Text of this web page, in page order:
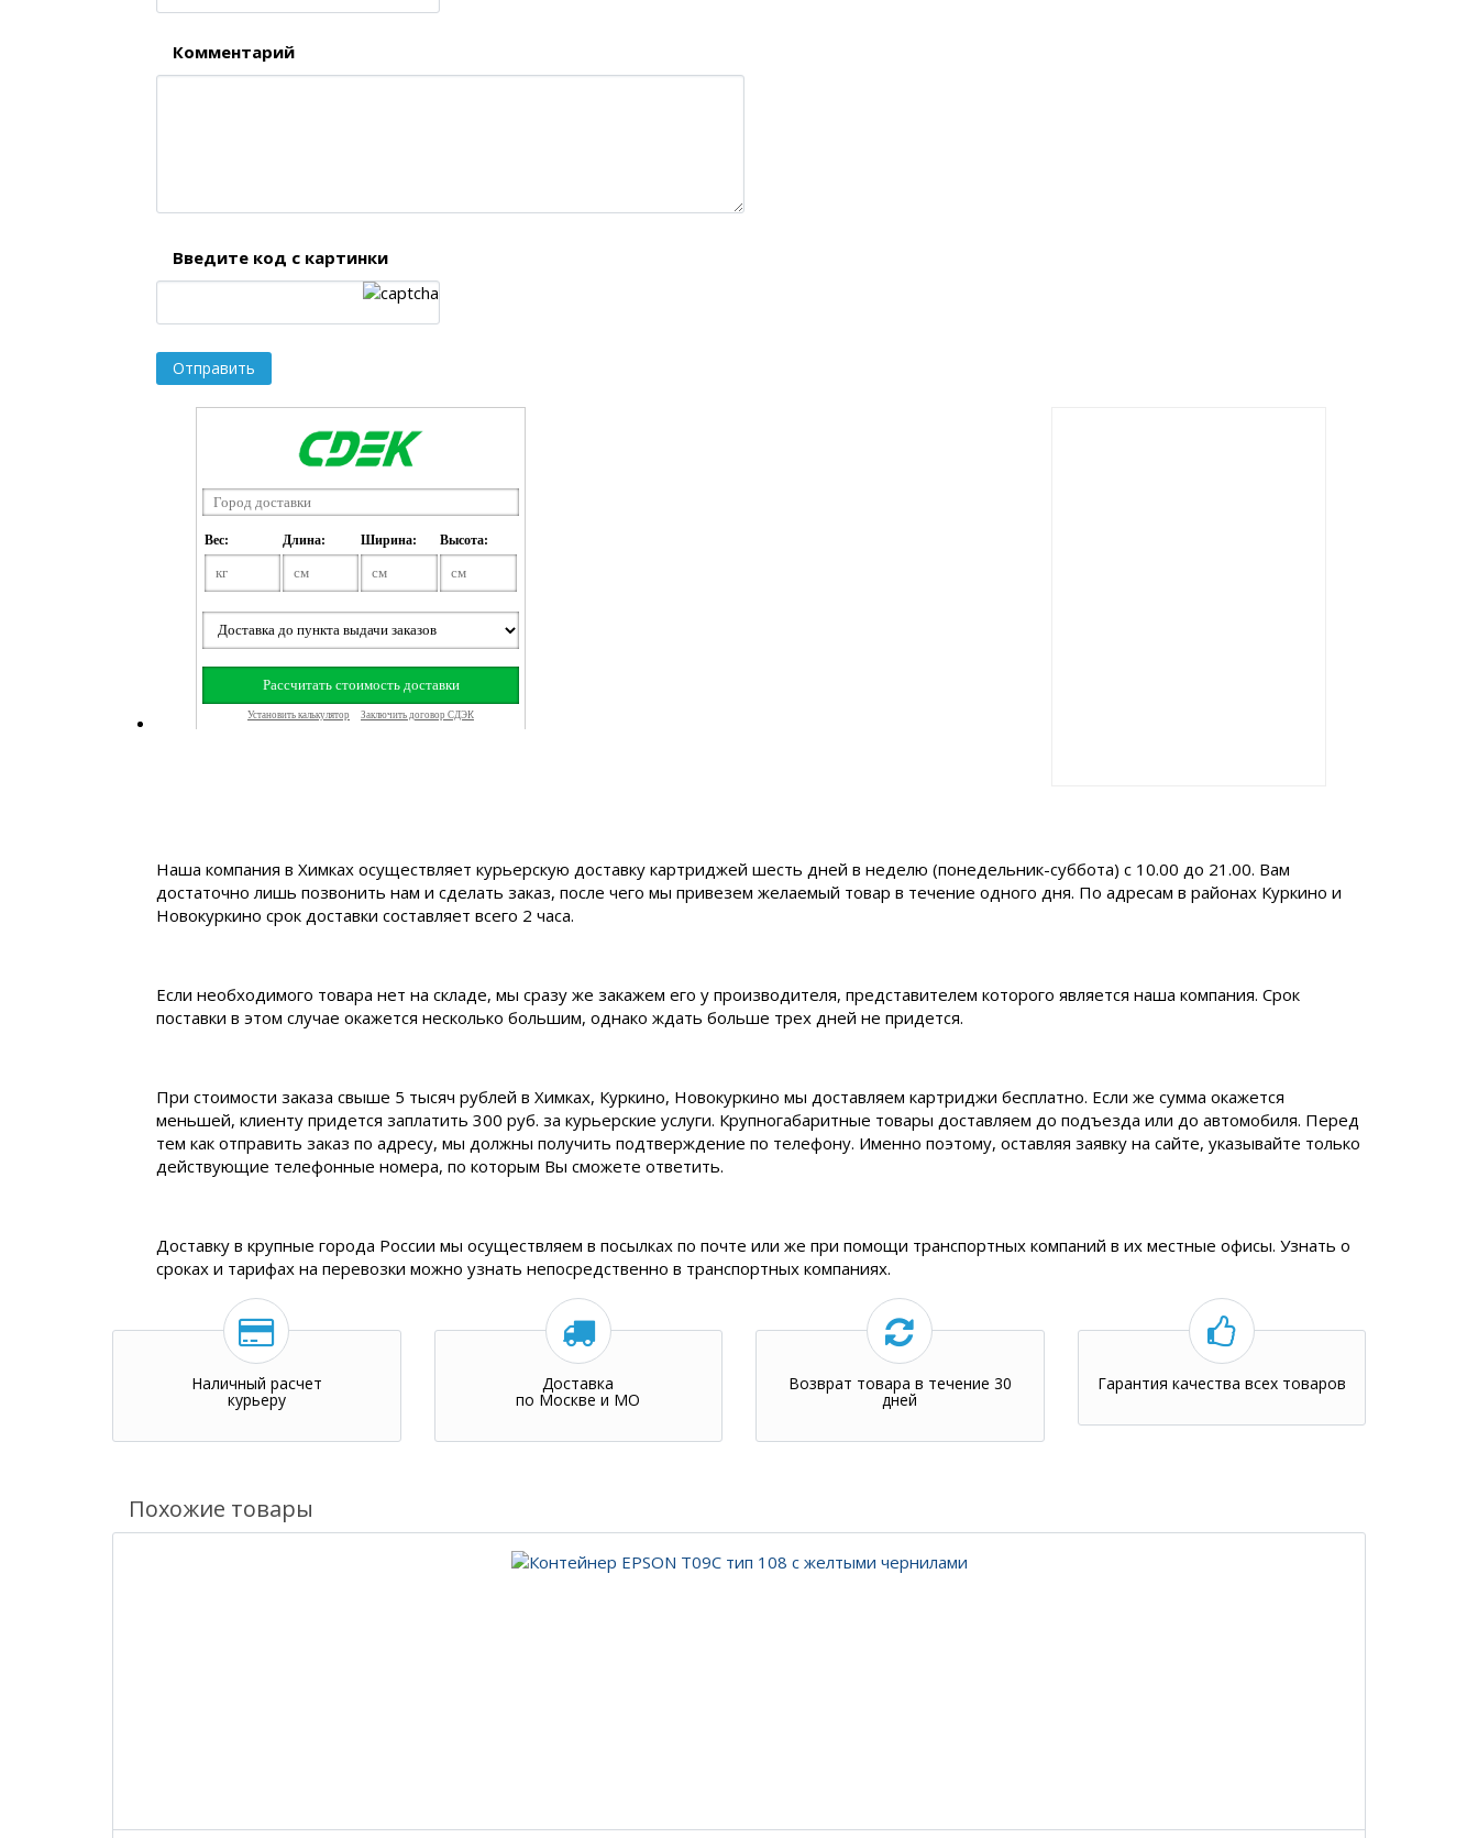
Комментарий
Введите код с картинки
Наша компания в Химках осуществляет курьерскую доставку картриджей шесть дней в неделю (понедельник-суббота) с 10.00 до 21.00. Вам
достаточно лишь позвонить нам и сделать заказ, после чего мы привезем желаемый товар в течение одного дня. По адресам в районах Куркино и
Новокуркино срок доставки составляет всего 2 часа.
Если необходимого товара нет на складе, мы сразу же закажем его у производителя, представителем которого является наша компания. Срок
поставки в этом случае окажется несколько большим, однако ждать больше трех дней не придется.
При стоимости заказа свыше 5 тысяч рублей в Химках, Куркино, Новокуркино мы доставляем картриджи бесплатно. Если же сумма окажется
меньшей, клиенту придется заплатить 300 руб. за курьерские услуги. Крупногабаритные товары доставляем до подъезда или до автомобиля. Перед
тем как отправить заказ по адресу, мы должны получить подтверждение по телефону. Именно поэтому, оставляя заявку на сайте, указывайте только
действующие телефонные номера, по которым Вы сможете ответить.
Доставку в крупные города России мы осуществляем в посылках по почте или же при помощи транспортных компаний в их местные офисы. Узнать о
сроках и тарифах на перевозки можно узнать непосредственно в транспортных компаниях.
Наличный расчет
курьеру
Доставка
по Москве и МО
Возврат товара в течение 30
дней
Гарантия качества всех товаров
Похожие товары